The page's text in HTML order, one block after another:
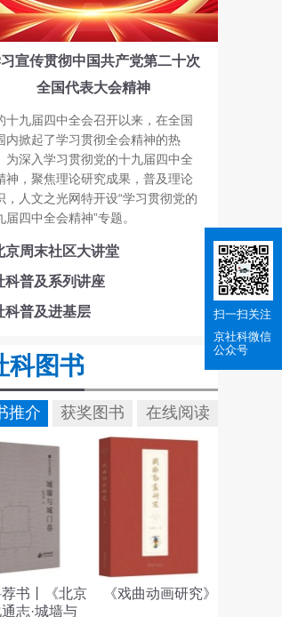
何为“人类文明新形态”
宣传贯彻中国共产党第二十次
全国代表大会精神
十九届四中全会召开以来，在全国
内掀起了学习贯彻全会精神的热
为深入学习贯彻党的十九届四中全
神，聚焦理论研究成果，普及理论
，人文之光网特开设“学习贯彻党的
届四中全会精神”专题。
京周末社区大讲堂
科普及系列讲座
科普及进基层
科图书
推介 获奖图书 在线阅读
书丨《北京
志·城墙与
《戏曲动画研究》
扫一扫关注
京社科微信
公众号